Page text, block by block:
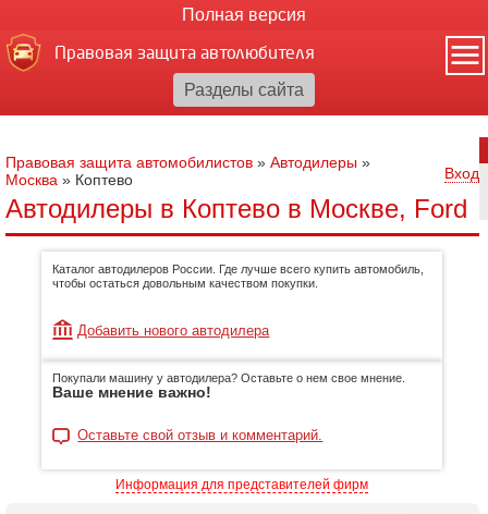
Полная версия
Правовая защита автолюбителя
Правовая защита автомобилистов » Автодилеры »
Москва » Коптево Вход
Автодилеры в Коптево в Москве, Ford
Каталог автодилеров России. Где лучше всего купить автомобиль,
чтобы остаться довольным качеством покупки.
Добавить нового автодилера
Покупали машину у автодилера? Оставьте о нем свое мнение.
Ваше мнение важно!
Оставьте свой отзыв и комментарий.
Информация для представителей фирм